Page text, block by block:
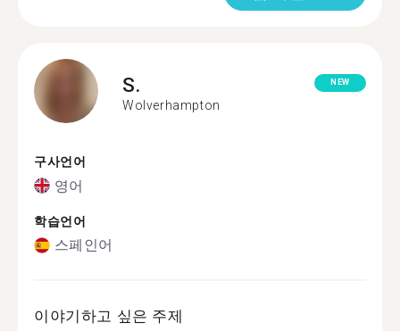
S.
Wolverhampton
NEW
구사언어
영어
학습언어
스페인어
이야기하고 싶은 주제